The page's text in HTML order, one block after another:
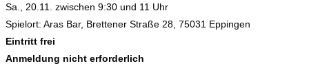
Sa., 20.11. zwischen 9:30 und 11 Uhr
Spielort: Aras Bar, Brettener Straße 28, 75031 Eppingen
Eintritt frei
Anmeldung nicht erforderlich